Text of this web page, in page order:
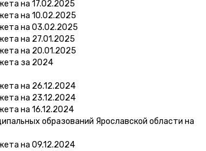
на 17.02.2025
на 10.02.2025
на 03.02.2025
на 27.01.2025
на 20.01.2025
за 2024
на 26.12.2024
на 23.12.2024
на 16.12.2024
образований Ярославской области на
на 09.12.2024